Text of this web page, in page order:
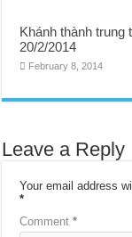
Khánh thành
20/2/2014
February 8, 2014
Leave a Reply
Your email address
*
Comment*